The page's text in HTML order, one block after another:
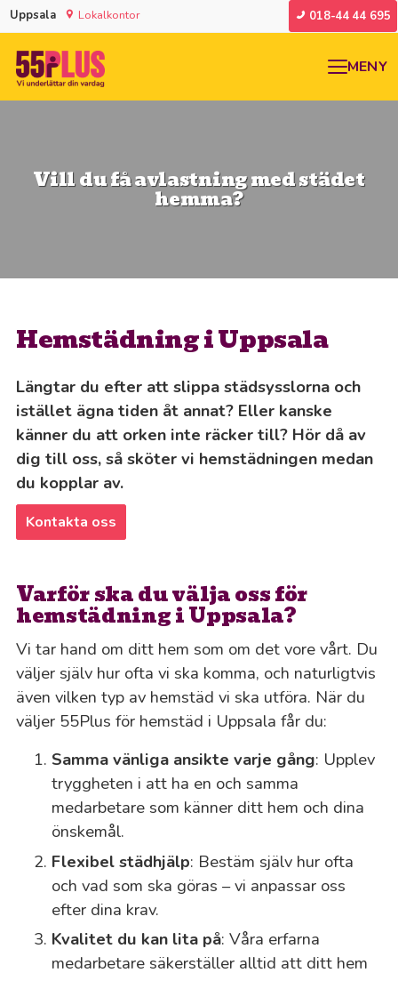
Uppsala Lokalkontor 018-44 44 695
MENY
Vill du få avlastning med städet
hemma?
Hemstädning i Uppsala
Längtar du efter att slippa städsysslorna och
istället ägna tiden åt annat? Eller kanske
känner du att orken inte räcker till? Hör då av
dig till oss, så sköter vi hemstädningen medan
du kopplar av.
Kontakta oss
Varför ska du välja oss för
hemstädning i Uppsala?
Vi tar hand om ditt hem som om det vore vårt. Du
väljer själv hur ofta vi ska komma, och naturligtvis
även vilken typ av hemstäd vi ska utföra. När du
väljer 55Plus för hemstäd i Uppsala får du:
Samma vänliga ansikte varje gång: Upplev
tryggheten i att ha en och samma
medarbetare som känner ditt hem och dina
önskemål.
Flexibel städhjälp: Bestäm själv hur ofta
och vad som ska göras – vi anpassar oss
efter dina krav.
Kvalitet du kan lita på: Våra erfarna
medarbetare säkerställer alltid att ditt hem